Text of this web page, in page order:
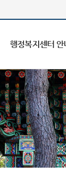
행정복지센터 안